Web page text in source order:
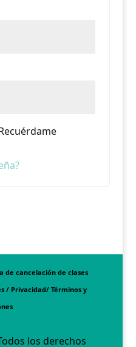
de cancelación de clases
/ Privacidad/ Términos y
los derechos